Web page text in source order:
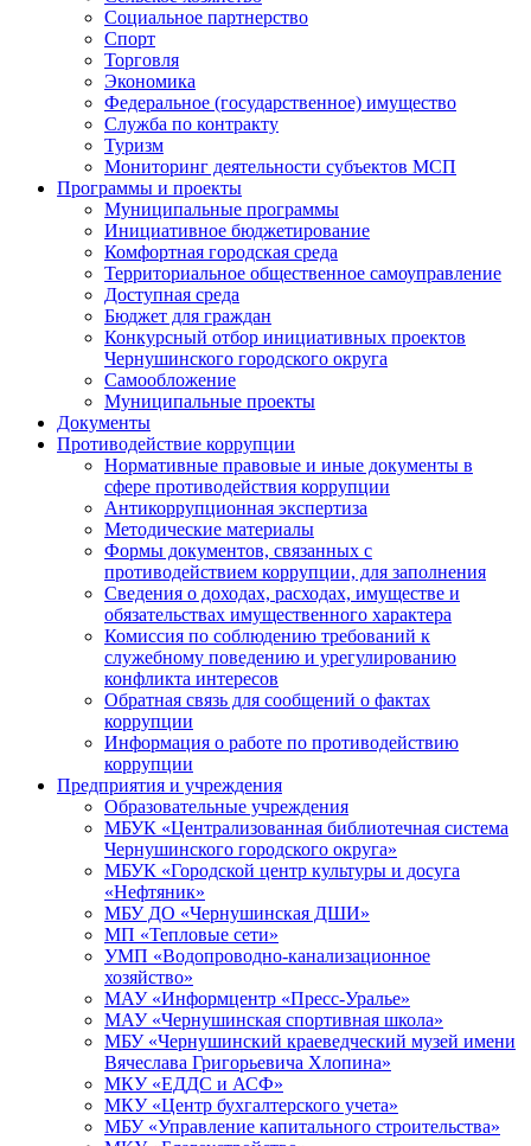
Социальное партнерство
Спорт
Торговля
Экономика
Федеральное (государственное) имущество
Служба по контракту
Туризм
Мониторинг деятельности субъектов МСП
Программы и проекты
Муниципальные программы
Инициативное бюджетирование
Комфортная городская среда
Территориальное общественное самоуправление
Доступная среда
Бюджет для граждан
Конкурсный отбор инициативных проектов
Чернушинского городского округа
Самообложение
Муниципальные проекты
Документы
Противодействие коррупции
Нормативные правовые и иные документы в
сфере противодействия коррупции
Антикоррупционная экспертиза
Методические материалы
Формы документов, связанных с
противодействием коррупции, для заполнения
Сведения о доходах, расходах, имуществе и
обязательствах имущественного характера
Комиссия по соблюдению требований к
служебному поведению и урегулированию
конфликта интересов
Обратная связь для сообщений о фактах
коррупции
Информация о работе по противодействию
коррупции
Предприятия и учреждения
Образовательные учреждения
МБУК «Централизованная библиотечная система
Чернушинского городского округа»
МБУК «Городской центр культуры и досуга
«Нефтяник»
МБУ ДО «Чернушинская ДШИ»
МП «Тепловые сети»
УМП «Водопроводно-канализационное
хозяйство»
МАУ «Информцентр «Пресс-Уралье»
МАУ «Чернушинская спортивная школа»
МБУ «Чернушинский краеведческий музей имени
Вячеслава Григорьевича Хлопина»
МКУ «ЕДДС и АСФ»
МКУ «Центр бухгалтерского учета»
МБУ «Управление капитального строительства»